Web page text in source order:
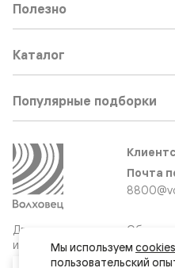
Двери
и интерьерные
решения
Полезно
Каталог
Популярные подборки
Почта
Мы используем cookies
пользовательский